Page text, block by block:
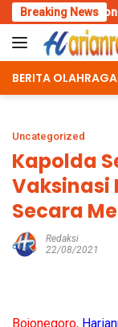
Skip
to
content
Breaking News
dan Suara
BERITA OLAHRAGA
Uncategorized
Kapolda
Vaksinasi
Secara
Redaksi
22/08/2021
Bojonegoro,